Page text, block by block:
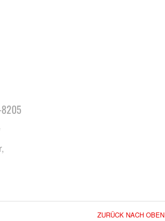
ZURÜCK NACH OBEN